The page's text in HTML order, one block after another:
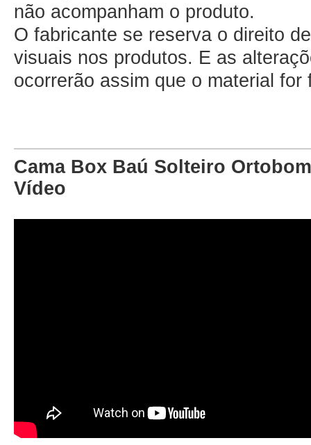
não acompanham o produto.
O fabricante se reserva o direito
visuais nos produtos. E as
ocorrerão assim que o material for
Cama Box Baú Solteiro
Vídeo